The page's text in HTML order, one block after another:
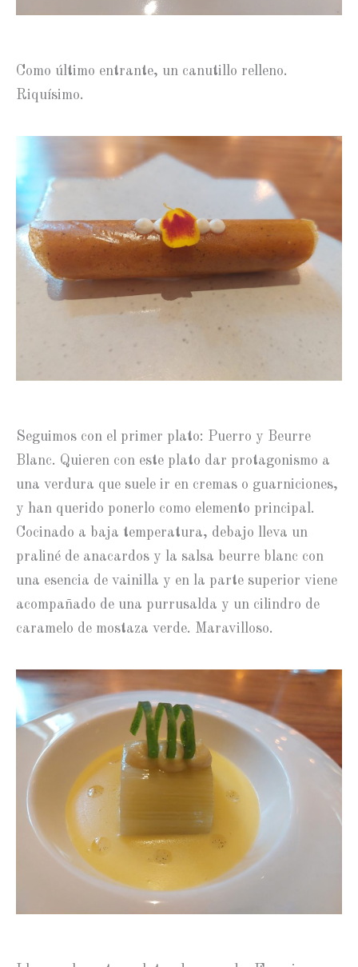
Como último entrante, un canutillo relleno.
Riquísimo.
Seguimos con el primer plato: Puerro y Beurre
Blanc. Quieren con este plato dar protagonismo a
una verdura que suele ir en cremas o guarniciones,
y han querido ponerlo como elemento principal.
Cocinado a baja temperatura, debajo lleva un
praliné de anacardos y la salsa beurre blanc con
una esencia de vainilla y en la parte superior viene
acompañado de una purrusalda y un cilindro de
caramelo de mostaza verde. Maravilloso.